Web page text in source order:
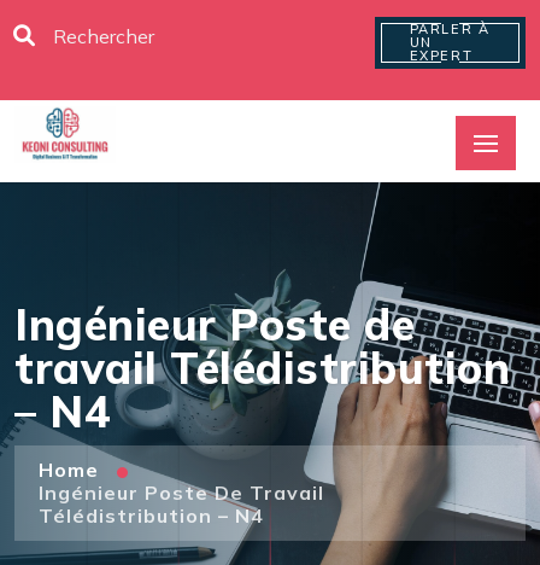
PARLER À
UN
EXPERT
Ingénieur Poste de
travail Télédistribution
– N4
Home
Ingénieur Poste De Travail
Télédistribution – N4